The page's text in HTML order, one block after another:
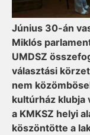
Június 30-án
Miklós
UMDSZ
választási
nem
kultúrház klubja
a KMKSZ helyi
köszöntötte a